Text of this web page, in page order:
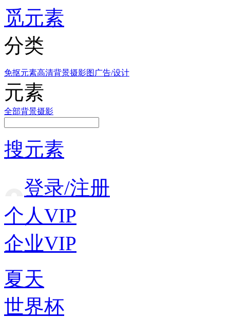
觅元素
分类
免抠元素高清背景摄影图 广告/设计
元素
全部背景摄影
搜元素
登录/注册
个人VIP
企业VIP
夏天
世界杯